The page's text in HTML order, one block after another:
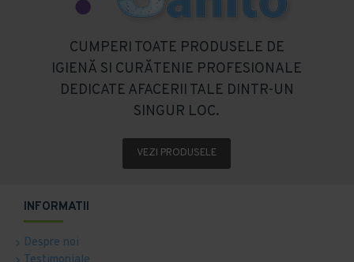
CUMPERI TOATE PRODUSELE DE
IGIENĂ SI CURĂTENIE PROFESIONALE
DEDICATE AFACERII TALE DINTR-UN
SINGUR LOC.
VEZI PRODUSELE
INFORMATII
Despre noi